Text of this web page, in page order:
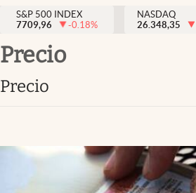
DÓLAR
Inmigración
Tiempo
Ciencia y salud
Streaming
S&P 500 INDEX
7709,96
-0.18%
NASDAQ
26.348,35
precio
precio